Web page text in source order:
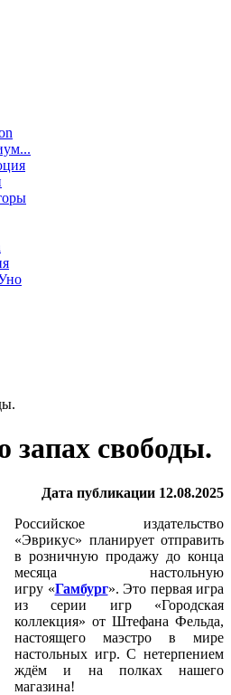
запах свободы.
Дата публикации 12.08.2025
Российское издательство
«Эврикус» планирует отправить
в розничную продажу до конца
месяца настольную
игру «Гамбург». Это первая игра
из серии игр «Городская
коллекция» от Штефана Фельда,
настоящего маэстро в мире
настольных игр. С нетерпением
ждём и на полках нашего
магазина!